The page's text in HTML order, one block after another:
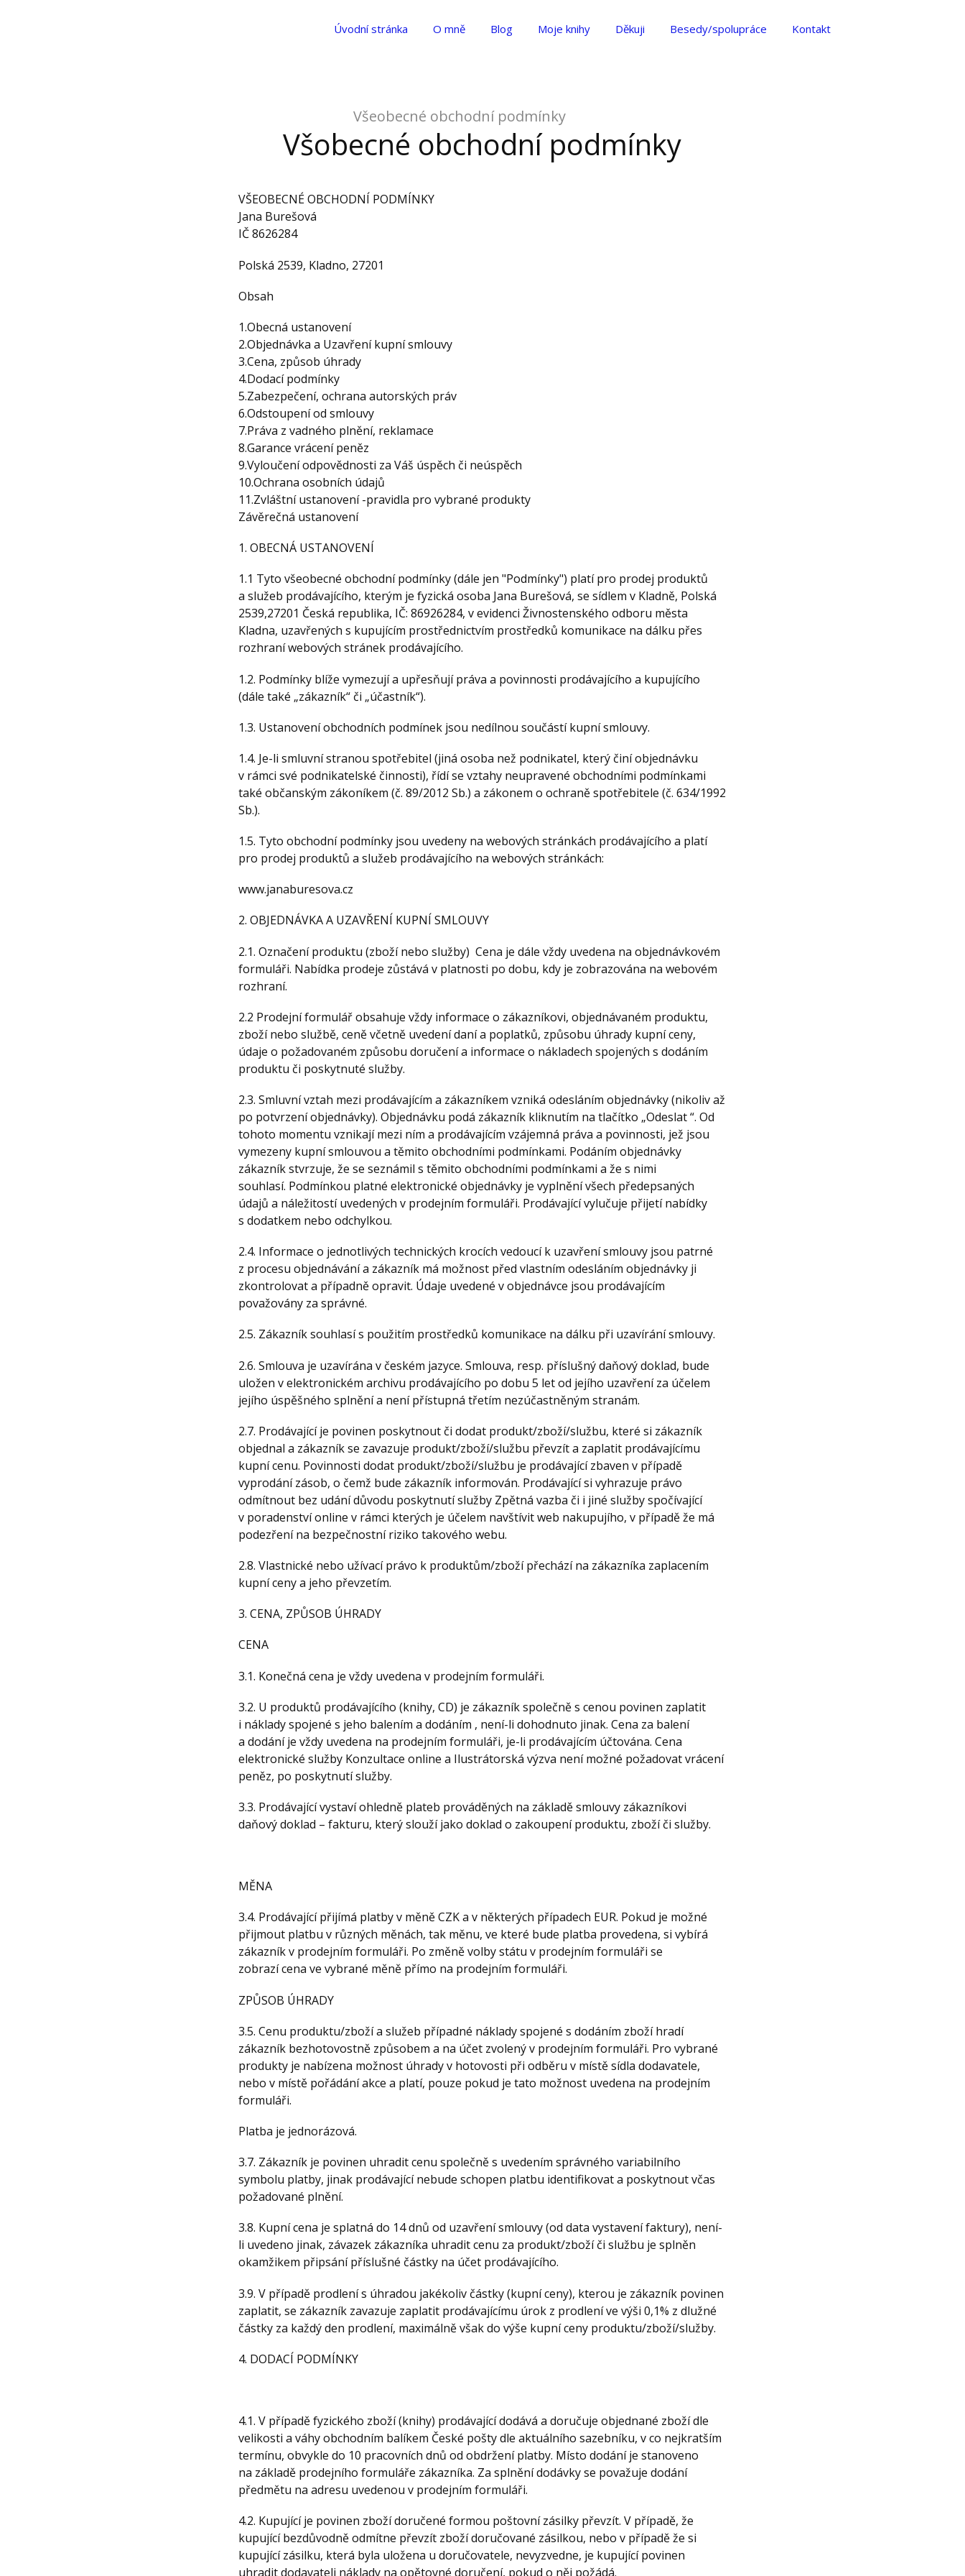
Úvodní stránka O mně Blog Moje knihy Děkuji Besedy/spolupráce Kontakt
Všeobecné obchodní podmínky
Všobecné obchodní podmínky
VŠEOBECNÉ OBCHODNÍ PODMÍNKY
Jana Burešová
IČ 8626284
Polská 2539, Kladno, 27201
Obsah
1.Obecná ustanovení
2.Objednávka a Uzavření kupní smlouvy
3.Cena, způsob úhrady
4.Dodací podmínky
5.Zabezpečení, ochrana autorských práv
6.Odstoupení od smlouvy
7.Práva z vadného plnění, reklamace
8.Garance vrácení peněz
9.Vyloučení odpovědnosti za Váš úspěch či neúspěch
10.Ochrana osobních údajů
11.Zvláštní ustanovení -pravidla pro vybrané produkty
Závěrečná ustanovení
1. OBECNÁ USTANOVENÍ
1.1 Tyto všeobecné obchodní podmínky (dále jen "Podmínky") platí pro prodej produktů
a služeb prodávajícího, kterým je fyzická osoba Jana Burešová, se sídlem v Kladně, Polská
2539,27201 Česká republika, IČ: 86926284, v evidenci Živnostenského odboru města
Kladna, uzavřených s kupujícím prostřednictvím prostředků komunikace na dálku přes
rozhraní webových stránek prodávajícího.
1.2. Podmínky blíže vymezují a upřesňují práva a povinnosti prodávajícího a kupujícího
(dále také „zákazník“ či „účastník“).
1.3. Ustanovení obchodních podmínek jsou nedílnou součástí kupní smlouvy.
1.4. Je-li smluvní stranou spotřebitel (jiná osoba než podnikatel, který činí objednávku
v rámci své podnikatelské činnosti), řídí se vztahy neupravené obchodními podmínkami
také občanským zákoníkem (č. 89/2012 Sb.) a zákonem o ochraně spotřebitele (č. 634/1992
Sb.).
1.5. Tyto obchodní podmínky jsou uvedeny na webových stránkách prodávajícího a platí
pro prodej produktů a služeb prodávajícího na webových stránkách:
www.janaburesova.cz
2. OBJEDNÁVKA A UZAVŘENÍ KUPNÍ SMLOUVY
2.1. Označení produktu (zboží nebo služby) Cena je dále vždy uvedena na objednávkovém
formuláři. Nabídka prodeje zůstává v platnosti po dobu, kdy je zobrazována na webovém
rozhraní.
2.2 Prodejní formulář obsahuje vždy informace o zákazníkovi, objednávaném produktu,
zboží nebo službě, ceně včetně uvedení daní a poplatků, způsobu úhrady kupní ceny,
údaje o požadovaném způsobu doručení a informace o nákladech spojených s dodáním
produktu či poskytnuté služby.
2.3. Smluvní vztah mezi prodávajícím a zákazníkem vzniká odesláním objednávky (nikoliv až
po potvrzení objednávky). Objednávku podá zákazník kliknutím na tlačítko „Odeslat “. Od
tohoto momentu vznikají mezi ním a prodávajícím vzájemná práva a povinnosti, jež jsou
vymezeny kupní smlouvou a těmito obchodními podmínkami. Podáním objednávky
zákazník stvrzuje, že se seznámil s těmito obchodními podmínkami a že s nimi
souhlasí. Podmínkou platné elektronické objednávky je vyplnění všech předepsaných
údajů a náležitostí uvedených v prodejním formuláři. Prodávající vylučuje přijetí nabídky
s dodatkem nebo odchylkou.
2.4. Informace o jednotlivých technických krocích vedoucí k uzavření smlouvy jsou patrné
z procesu objednávání a zákazník má možnost před vlastním odesláním objednávky ji
zkontrolovat a případně opravit. Údaje uvedené v objednávce jsou prodávajícím
považovány za správné.
2.5. Zákazník souhlasí s použitím prostředků komunikace na dálku při uzavírání smlouvy.
2.6. Smlouva je uzavírána v českém jazyce. Smlouva, resp. příslušný daňový doklad, bude
uložen v elektronickém archivu prodávajícího po dobu 5 let od jejího uzavření za účelem
jejího úspěšného splnění a není přístupná třetím nezúčastněným stranám.
2.7. Prodávající je povinen poskytnout či dodat produkt/zboží/službu, které si zákazník
objednal a zákazník se zavazuje produkt/zboží/službu převzít a zaplatit prodávajícímu
kupní cenu. Povinnosti dodat produkt/zboží/službu je prodávající zbaven v případě
vyprodání zásob, o čemž bude zákazník informován. Prodávající si vyhrazuje právo
odmítnout bez udání důvodu poskytnutí služby Zpětná vazba či i jiné služby spočívající
v poradenství online v rámci kterých je účelem navštívit web nakupujího, v případě že má
podezření na bezpečnostní riziko takového webu.
2.8. Vlastnické nebo užívací právo k produktům/zboží přechází na zákazníka zaplacením
kupní ceny a jeho převzetím.
3. CENA, ZPŮSOB ÚHRADY
CENA
3.1. Konečná cena je vždy uvedena v prodejním formuláři.
3.2. U produktů prodávajícího (knihy, CD) je zákazník společně s cenou povinen zaplatit
i náklady spojené s jeho balením a dodáním , není-li dohodnuto jinak. Cena za balení
a dodání je vždy uvedena na prodejním formuláři, je-li prodávajícím účtována. Cena
elektronické služby Konzultace online a Ilustrátorská výzva není možné požadovat vrácení
peněz, po poskytnutí služby.
3.3. Prodávající vystaví ohledně plateb prováděných na základě smlouvy zákazníkovi
daňový doklad – fakturu, který slouží jako doklad o zakoupení produktu, zboží či služby.
MĚNA
3.4. Prodávající přijímá platby v měně CZK a v některých případech EUR. Pokud je možné
přijmout platbu v různých měnách, tak měnu, ve které bude platba provedena, si vybírá
zákazník v prodejním formuláři. Po změně volby státu v prodejním formuláři se
zobrazí cena ve vybrané měně přímo na prodejním formuláři.
ZPŮSOB ÚHRADY
3.5. Cenu produktu/zboží a služeb případné náklady spojené s dodáním zboží hradí
zákazník bezhotovostně způsobem a na účet zvolený v prodejním formuláři. Pro vybrané
produkty je nabízena možnost úhrady v hotovosti při odběru v místě sídla dodavatele,
nebo v místě pořádání akce a platí, pouze pokud je tato možnost uvedena na prodejním
formuláři.
Platba je jednorázová.
3.7. Zákazník je povinen uhradit cenu společně s uvedením správného variabilního
symbolu platby, jinak prodávající nebude schopen platbu identifikovat a poskytnout včas
požadované plnění.
3.8. Kupní cena je splatná do 14 dnů od uzavření smlouvy (od data vystavení faktury), není-
li uvedeno jinak, závazek zákazníka uhradit cenu za produkt/zboží či službu je splněn
okamžikem připsání příslušné částky na účet prodávajícího.
3.9. V případě prodlení s úhradou jakékoliv částky (kupní ceny), kterou je zákazník povinen
zaplatit, se zákazník zavazuje zaplatit prodávajícímu úrok z prodlení ve výši 0,1% z dlužné
částky za každý den prodlení, maximálně však do výše kupní ceny produktu/zboží/služby.
4. DODACÍ PODMÍNKY
4.1. V případě fyzického zboží (knihy) prodávající dodává a doručuje objednané zboží dle
velikosti a váhy obchodním balíkem České pošty dle aktuálního sazebníku, v co nejkratším
termínu, obvykle do 10 pracovních dnů od obdržení platby. Místo dodání je stanoveno
na základě prodejního formuláře zákazníka. Za splnění dodávky se považuje dodání
předmětu na adresu uvedenou v prodejním formuláři.
4.2. Kupující je povinen zboží doručené formou poštovní zásilky převzít. V případě, že
kupující bezdůvodně odmítne převzít zboží doručované zásilkou, nebo v případě že si
kupující zásilku, která byla uložena u doručovatele, nevyzvedne, je kupující povinen
uhradit dodavateli náklady na opětovné doručení, pokud o něj požádá.